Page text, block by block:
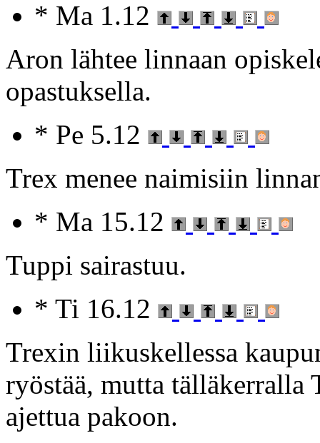
* Ma 1.12
Aron lähtee linnaan
opastuksella.
* Pe 5.12
Trex menee naimisiin
* Ma 15.12
Tuppi sairastuu.
* Ti 16.12
Trexin liikuskellessa
ryöstää, mutta tälläkerralla
ajettua pakoon.